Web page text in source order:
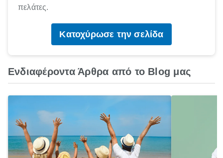
πελάτες.
Κατοχύρωσε την σελίδα
Ενδιαφέροντα Άρθρα από το Blog μας